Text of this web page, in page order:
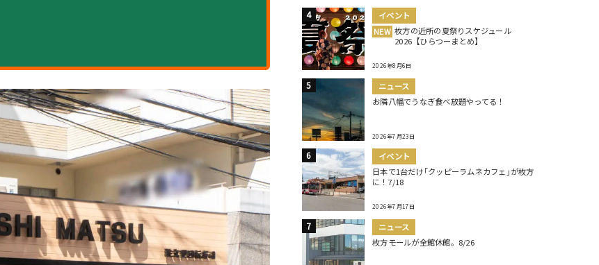
イベント
NEW 枚方の近所の夏祭りスケジュール
2026【ひらつーまとめ】
2026年8月6日
ニュース
お隣八幡でうなぎ食べ放題やってる！
2026年7月23日
イベント
日本で1台だけ｢クッピーラムネカフェ｣が枚方
に！7/18
2026年7月17日
ニュース
枚方モールが全館休館。8/26